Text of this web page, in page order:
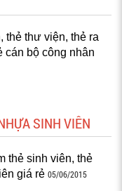
thẻ thư viện, thẻ ra
cán bộ công nhân
SINH VIÊN
thẻ sinh viên, thẻ
giá rẻ 05/06/2015